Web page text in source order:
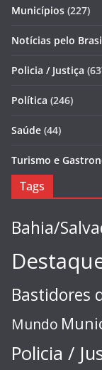
Municípios (227)
Notícias pelo
Policia / Justiça
Política (246)
Saúde (44)
Turismo e
Tags
Bahia/
Bastidores
Mundo
Policia /